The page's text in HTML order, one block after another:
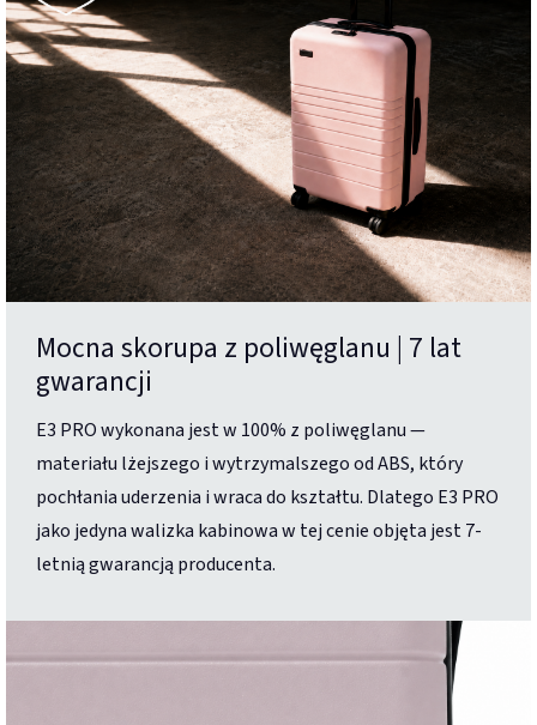
Mocna skorupa z poliwęglanu | 7 lat
gwarancji
E3 PRO wykonana jest w 100% z poliwęglanu —
materiału lżejszego i wytrzymalszego od ABS, który
pochłania uderzenia i wraca do kształtu. Dlatego E3 PRO
jako jedyna walizka kabinowa w tej cenie objęta jest 7-
letnią gwarancją producenta.